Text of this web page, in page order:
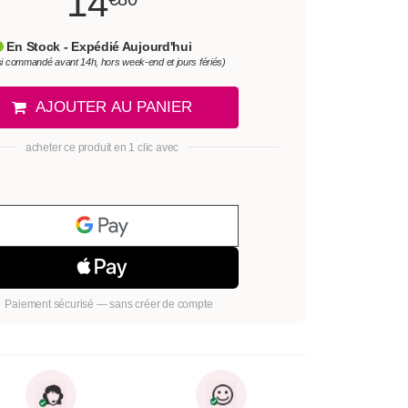
En Stock - Expédié Aujourd'hui
commandé avant 14h, hors week-end et jours fériés)
AJOUTER AU PANIER
acheter ce produit en 1 clic avec
Paiement sécurisé — sans créer de compte